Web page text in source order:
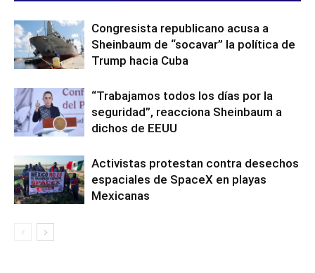
Congresista republicano acusa a
Sheinbaum de “socavar” la política de
Trump hacia Cuba
“Trabajamos todos los días por la
seguridad”, reacciona Sheinbaum a
dichos de EEUU
Activistas protestan contra desechos
espaciales de SpaceX en playas
Mexicanas